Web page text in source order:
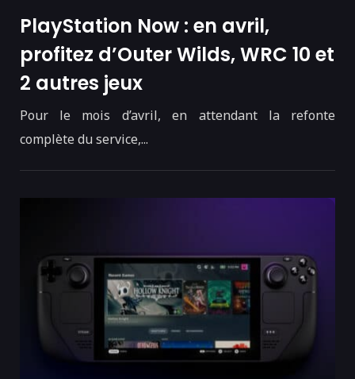
PlayStation Now : en avril,
profitez d’Outer Wilds, WRC 10 et
2 autres jeux
Pour le mois d’avril, en attendant la refonte
complète du service,...